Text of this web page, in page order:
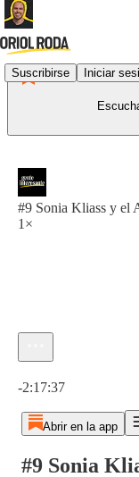
Suscribirse Iniciar
#9 Sonia Kliass y el
1×
-2:17:37
Abrir en la app
#9 Sonia